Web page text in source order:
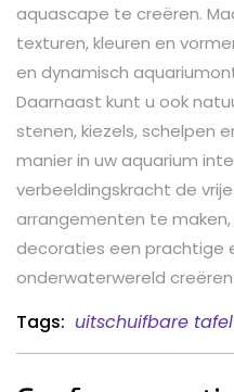
aquascape te creëren.
texturen, kleuren en
en dynamisch
Daarnaast kunt u ook
stenen, kiezels, schelpen
manier in uw aquarium
verbeeldingskracht de
arrangementen te
decoraties een prachtige
onderwaterwereld creëren.
Tags: uitschuifbare tafel